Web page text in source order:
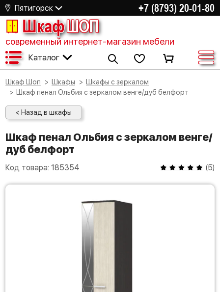
Пятигорск +7 (8793) 20-01-80
ШкафШОП
современный интернет-магазин мебели
Каталог
Шкаф Шоп Шкафы
Шкафы с зеркалом
Шкаф пенал Ольбия с зеркалом венге/дуб белфорт
< Назад в шкафы
Шкаф пенал Ольбия с зеркалом венге/
дуб белфорт
Код товара: 185354 (5)